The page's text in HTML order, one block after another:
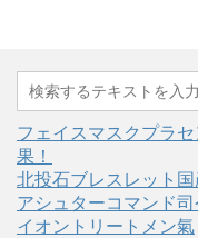
フェイスマスクプラ
果！
北投石ブレスレット国
アシュターコマンド
イオントリートメン氣